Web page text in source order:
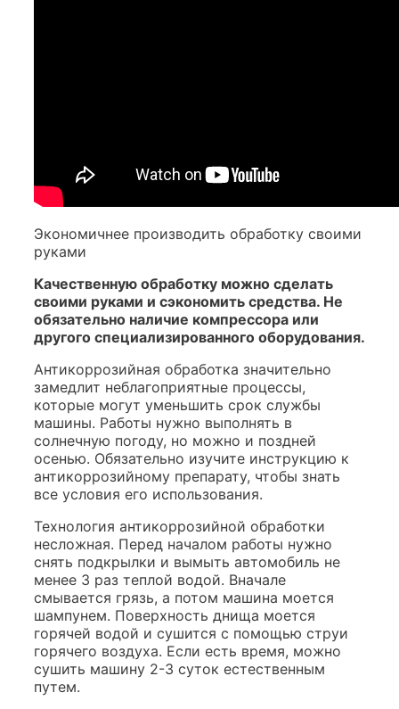
Экономичнее производить обработку своими
руками
Качественную обработку можно сделать
своими руками и сэкономить средства. Не
обязательно наличие компрессора или
другого специализированного оборудования.
Антикоррозийная обработка значительно
замедлит неблагоприятные процессы,
которые могут уменьшить срок службы
машины. Работы нужно выполнять в
солнечную погоду, но можно и поздней
осенью. Обязательно изучите инструкцию к
антикоррозийному препарату, чтобы знать
все условия его использования.
Технология антикоррозийной обработки
несложная. Перед началом работы нужно
снять подкрылки и вымыть автомобиль не
менее 3 раз теплой водой. Вначале
смывается грязь, а потом машина моется
шампунем. Поверхность днища моется
горячей водой и сушится с помощью струи
горячего воздуха. Если есть время, можно
сушить машину 2-3 суток естественным
путем.